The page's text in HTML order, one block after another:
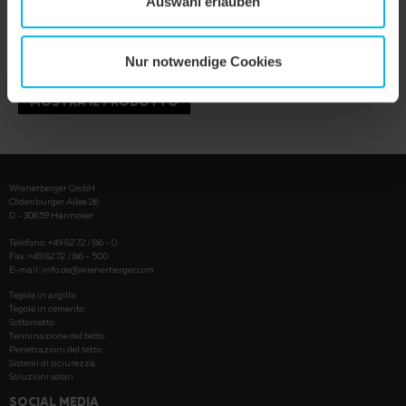
Nur notwendige Cookies
MOSTRA IL PRODOTTO
Wienerberger GmbH
Oldenburger Allee 26
D - 30659 Hannover
Telefono: +49 82 72 / 86 - 0
Fax: +49 82 72 / 86 - 500
E-mail: info.de@wienerberger.com
Tegole in argilla
Tegole in cemento
Sottometto
Terminazione del tetto
Penetrazioni del tetto
Sistemi di siciurezza
Soluzioni solari
SOCIAL MEDIA